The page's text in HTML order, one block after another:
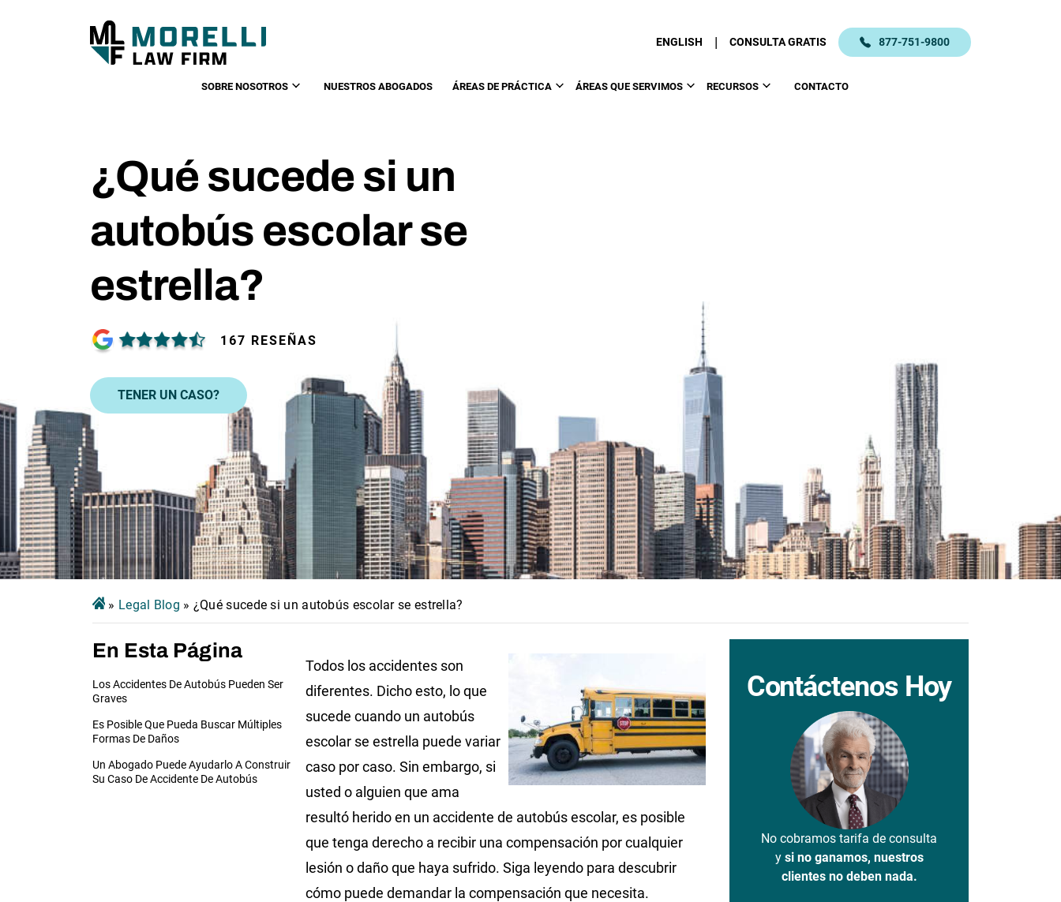
ENGLISH | CONSULTA GRATIS 877-751-9800
SOBRE NOSOTROS NUESTROS ABOGADOS ÁREAS DE PRÁCTICA ÁREAS QUE SERVIMOS RECURSOS CONTACTO
¿Qué sucede si un
autobús escolar se
estrella?
167 RESEÑAS
TENER UN CASO?
» Legal Blog » ¿Qué sucede si un autobús escolar se estrella?
En Esta Página
Los Accidentes De Autobús Pueden Ser
Graves
Es Posible Que Pueda Buscar Múltiples
Formas De Daños
Un Abogado Puede Ayudarlo A Construir
Su Caso De Accidente De Autobús
Todos los accidentes son
diferentes. Dicho esto, lo que
sucede cuando un autobús
escolar se estrella puede variar
caso por caso. Sin embargo, si
usted o alguien que ama
resultó herido en un accidente de autobús escolar, es posible
que tenga derecho a recibir una compensación por cualquier
lesión o daño que haya sufrido. Siga leyendo para descubrir
cómo puede demandar la compensación que necesita.
Contáctenos Hoy
No cobramos tarifa de consulta
y si no ganamos, nuestros
clientes no deben nada.